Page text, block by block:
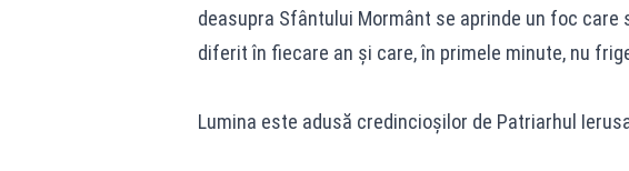
deasupra Sfântului Mormânt se aprinde un foc care
diferit în fiecare an și care, în primele minute, nu
Lumina este adusă credincioșilor de Patriarhul